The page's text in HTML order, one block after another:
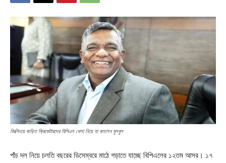
ফিক্সিংয়ে জড়িত ক্রিকেটারদের বিপিএল খেলা নিয়ে যা বললেন বুলবুল
পাঁচ দল নিয়ে চলতি বছরের ডিসেম্বরে মাঠে গড়াতে যাচ্ছে বিপিএলের ১২তম আসর। ১৭